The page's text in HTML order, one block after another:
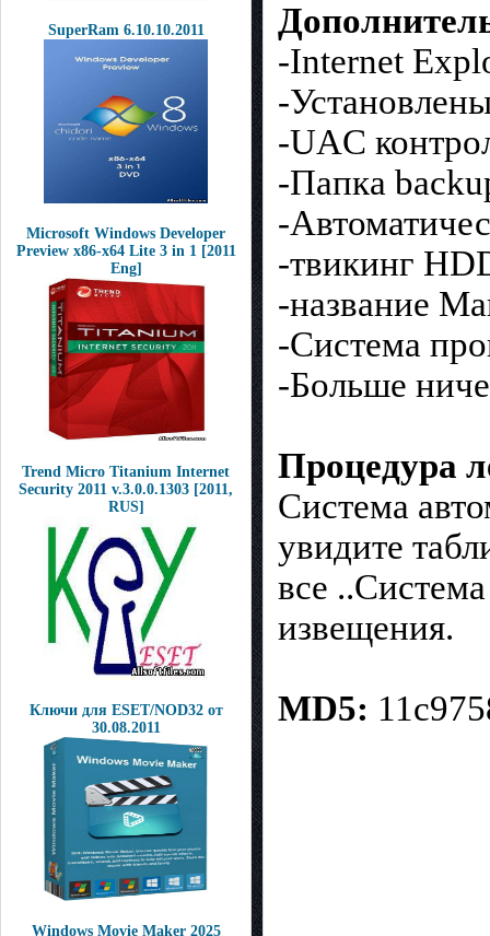
SuperRam 6.10.10.2011
Microsoft Windows Developer
Preview x86-x64 Lite 3 in 1 [2011
Eng]
Trend Micro Titanium Internet
Security 2011 v.3.0.0.1303 [2011,
RUS]
Ключи для ESET/NOD32 от
30.08.2011
Windows Movie Maker 2025
-Internet
-
-UAC
-Папка
-
-твикинг
-название
-Система
-Больше
Процедура
Система
увидите
все
извещения.
MD5: